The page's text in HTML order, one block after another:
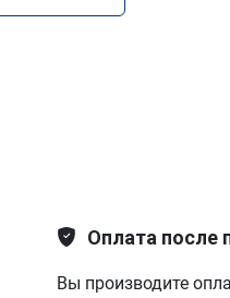
Оплата после
Вы производите